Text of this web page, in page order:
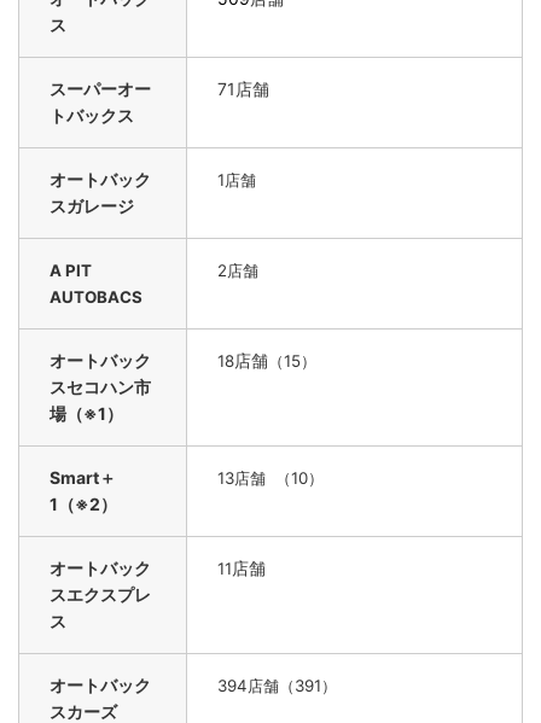
ス
スーパーオー
トバックス
71店舗
オートバック
スガレージ
1店舗
A PIT
AUTOBACS
2店舗
オートバック
スセコハン市
場（※1）
18店舗 （15）
Smart＋
1（※2）
13店舗 （10）
オートバック
スエクスプレ
ス
11店舗
オートバック
スカーズ
394店舗（391）